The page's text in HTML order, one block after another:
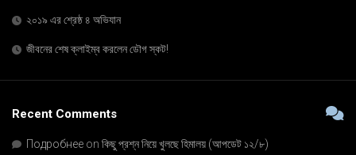
২০১৯ এর শ্রেষ্ঠ ৪ অভিযান
জীবনের শেষ ক্লাইম্ব করলেন ডৌগ স্কট!
Recent Comments
Подробнее on কিছু প্রশ্ন নিয়ে খুলছে হিমালয় (আপডেট ১২/৮)